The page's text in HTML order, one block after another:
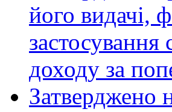
його видачі,
доходу за
Затверджено